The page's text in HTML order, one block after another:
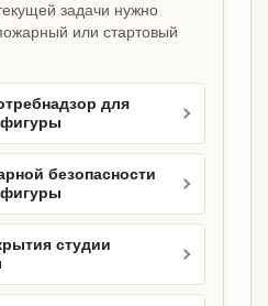
задачи нужно
или стартовый
для
фигуры
безопасности
фигуры
студии